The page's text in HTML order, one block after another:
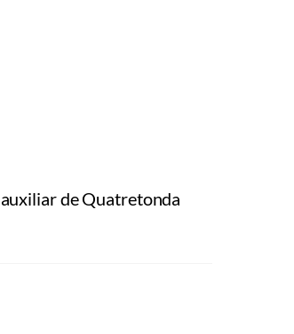
auxiliar de Quatretonda